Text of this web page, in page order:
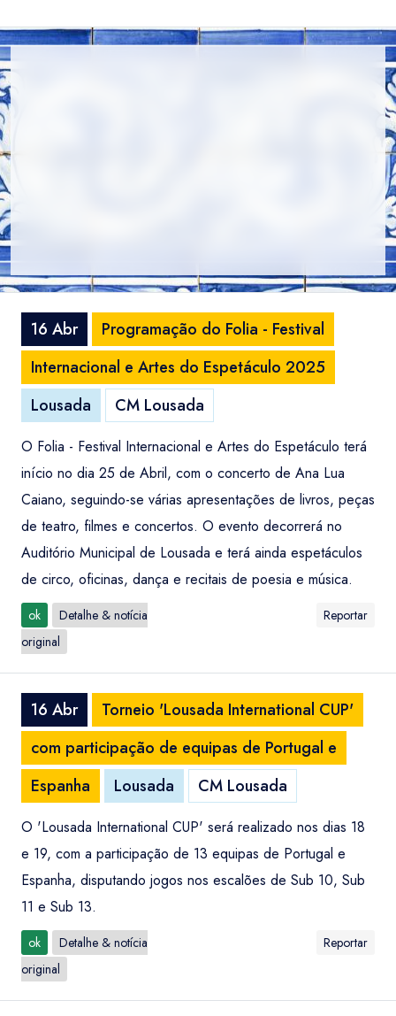
16 Abr
Programação do Folia - Festival
Internacional e Artes do Espetáculo 2025
Lousada
CM Lousada
O Folia - Festival Internacional e Artes do Espetáculo terá
início no dia 25 de Abril, com o concerto de Ana Lua
Caiano, seguindo-se várias apresentações de livros, peças
de teatro, filmes e concertos. O evento decorrerá no
Auditório Municipal de Lousada e terá ainda espetáculos
de circo, oficinas, dança e recitais de poesia e música.
ok
Detalhe & notícia
original
Reportar
16 Abr
Torneio 'Lousada International CUP'
com participação de equipas de Portugal e
Espanha
Lousada CM Lousada
O 'Lousada International CUP' será realizado nos dias 18
e 19, com a participação de 13 equipas de Portugal e
Espanha, disputando jogos nos escalões de Sub 10, Sub
11 e Sub 13.
ok
Detalhe & notícia
original
Reportar